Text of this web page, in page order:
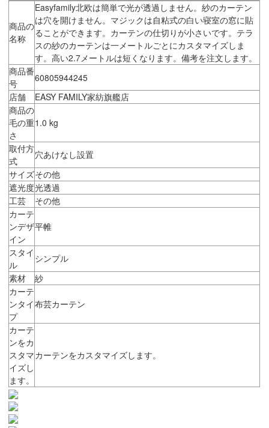
商品の
名称
Easyfamily北欧は簡単で光が透過しません。紗のカーテン
は穴を開けません。マジックは自粘式の白い寝室の窓に貼
ることができます。カーテンの仕切りが小さいです。テラ
スの紗のカーテンは一メートルごとにカスタマイズしま
す。高い2.7メートルは短くなります。備考を注文します。
商品番
号
60805944245
店舗
EASY FAMILY家紡旗艦店
商品の
毛の重
さ
1.0 kg
取付方
式
穴あけなし設置
サイズその他
遮光度光透過
工芸
その他
カーテ
ンデザ
イン
平帷
スタイ
ル
シンプル
素材
紗
カーテ
ンタイ
プ
布芸カーテン
カーテ
ンをカ
スタマ
イズし
ます。
カーテンをカスタマイズします。